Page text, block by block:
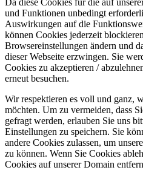
und Funktionen unbedingt
Auswirkungen auf die
können Cookies jederzeit
Browsereinstellungen ändern und
dieser Webseite erzwingen. Sie
Cookies zu akzeptieren /
erneut besuchen.
Wir respektieren es voll und ganz,
möchten. Um zu vermeiden, dass
gefragt werden, erlauben Sie uns
Einstellungen zu speichern. Sie
andere Cookies zulassen, um
zu können. Wenn Sie Cookies
Cookies auf unserer Domain